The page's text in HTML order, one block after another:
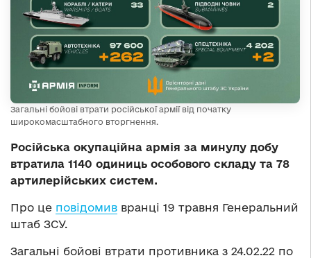
Загальні бойові втрати російської армії від початку
широкомасштабного вторгнення.
Російська окупаційна армія за минулу добу
втратила 1140 одиниць особового складу та 78
артилерійських систем.
Про це повідомив вранці 19 травня Генеральний
штаб ЗСУ.
Загальні бойові втрати противника з 24.02.22 по